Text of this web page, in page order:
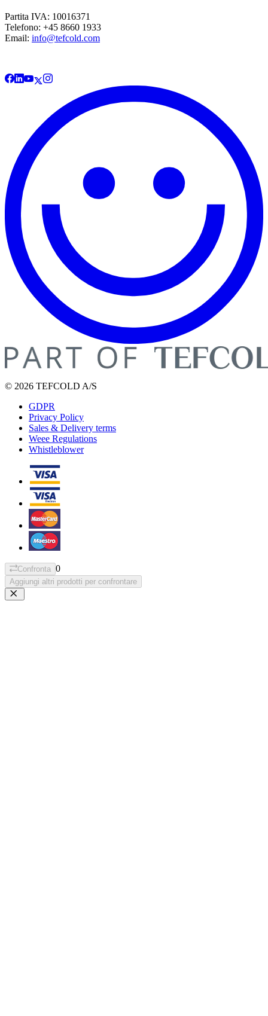
Partita IVA: 10016371
Telefono: +45 8660 1933
Email: info@tefcold.com
© 2026 TEFCOLD A/S
GDPR
Privacy Policy
Sales & Delivery terms
Weee Regulations
Whistleblower
Confronta 0
Aggiungi altri prodotti per confrontare